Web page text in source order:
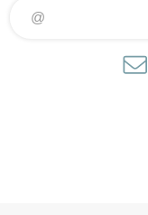
adipiscing elit. Etiam
tincidunt diam.